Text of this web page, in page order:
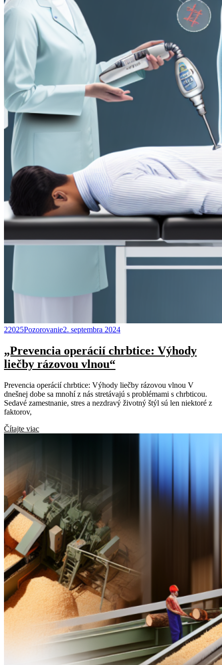
22025Pozorovanie2. septembra 2024
„Prevencia operácií chrbtice: Výhody
liečby rázovou vlnou“
Prevencia operácií chrbtice: Výhody liečby rázovou vlnou V
dnešnej dobe sa mnohí z nás stretávajú s problémami s chrbticou.
Sedavé zamestnanie, stres a nezdravý životný štýl sú len niektoré z
faktorov,
Čítajte viac